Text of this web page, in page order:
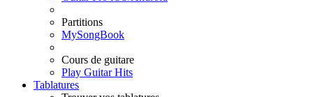
Partitions
MySongBook
Cours de guitare
Play Guitar Hits
Tablatures